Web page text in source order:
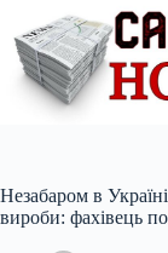
вмісту
Незабаром в
вироби: фахівець